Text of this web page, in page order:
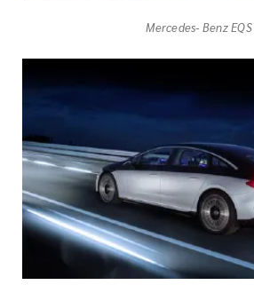
Mercedes- Benz EQS